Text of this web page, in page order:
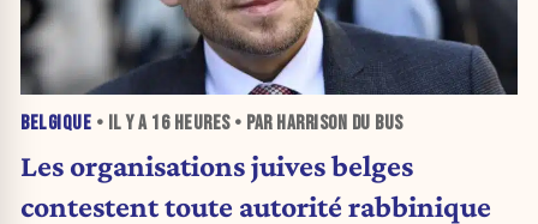
BELGIQUE • IL Y A 16 HEURES• PAR HARRISON DU BUS
Les organisations juives belges
contestent toute autorité rabbinique